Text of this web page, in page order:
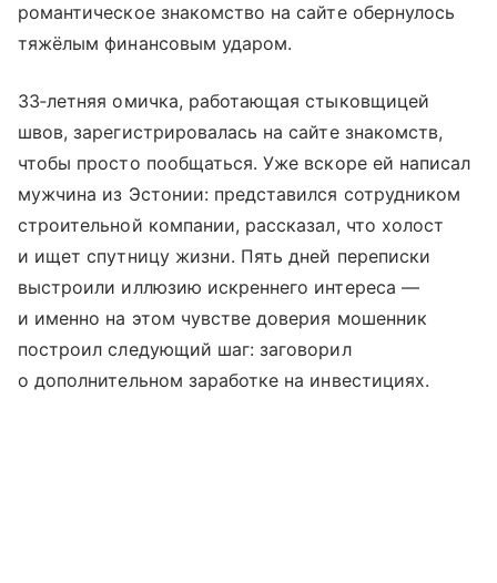
романтическое знакомство на сайте обернулось
тяжёлым финансовым ударом.
33‑летняя омичка, работающая стыковщицей
швов, зарегистрировалась на сайте знакомств,
чтобы просто пообщаться. Уже вскоре ей написал
мужчина из Эстонии: представился сотрудником
строительной компании, рассказал, что холост
и ищет спутницу жизни. Пять дней переписки
выстроили иллюзию искреннего интереса —
и именно на этом чувстве доверия мошенник
построил следующий шаг: заговорил
о дополнительном заработке на инвестициях.